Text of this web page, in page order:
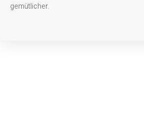
gemütlicher.